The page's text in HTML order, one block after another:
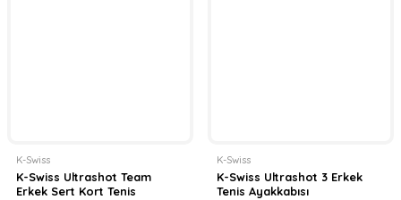
K-Swiss
K-Swiss Ultrashot Team
Erkek Sert Kort Tenis
K-Swiss
K-Swiss Ultrashot 3 Erkek
Tenis Ayakkabısı